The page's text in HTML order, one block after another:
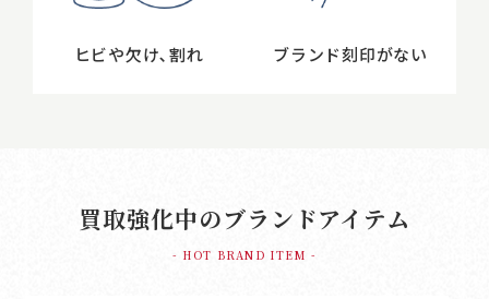
ヒビや欠け､割れ ブランド刻印がない
買取強化中のブランドアイテム
- HOT BRAND ITEM -